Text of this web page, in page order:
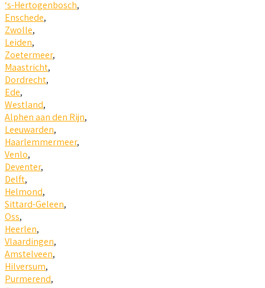
‘s-Hertogenbosch,
Enschede,
Zwolle,
Leiden,
Zoetermeer,
Maastricht,
Dordrecht,
Ede,
Westland,
Alphen aan den Rijn,
Leeuwarden,
Haarlemmermeer,
Venlo,
Deventer,
Delft,
Helmond,
Sittard-Geleen,
Oss,
Heerlen,
Vlaardingen,
Amstelveen,
Hilversum,
Purmerend,